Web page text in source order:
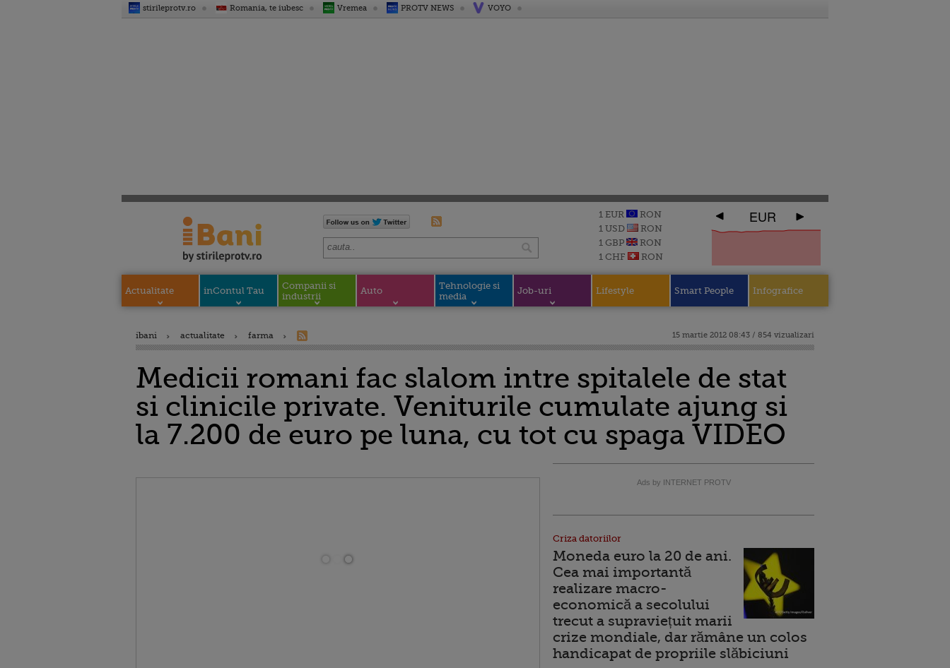
stirileprotv.ro Romania, te iubesc Vremea PROTV NEWS VOYO
1 EUR
RON
1 USD
RON
1 GBP
RON
1 CHF
RON
EUR
Actualitate inContul Tau
Companii si
industrii
Auto
Tehnologie si
media
Job-uri Lifestyle Smart People Infografice
ibani actualitate farma 15 martie 2012 08:43 / 854 vizualizari
Medicii romani fac slalom intre spitalele de stat
si clinicile private. Veniturile cumulate ajung si
la 7.200 de euro pe luna, cu tot cu spaga VIDEO
Ads by INTERNET PROTV
Criza datoriilor
Moneda euro la 20 de ani.
Cea mai importantă
realizare macro-
economică a secolului
trecut a supraviețuit marii
crize mondiale, dar rămâne un colos
handicapat de propriile slăbiciuni